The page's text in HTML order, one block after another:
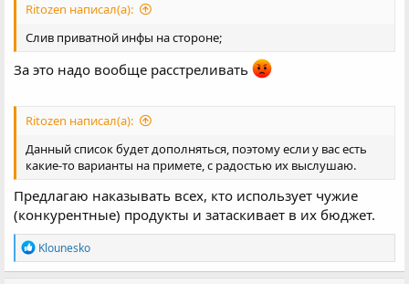
Ritozen написал(а):
Слив приватной инфы на стороне;
За это надо вообще расстреливать
Ritozen написал(а):
Данный список будет дополняться, поэтому если у вас есть
какие-то варианты на примете, с радостью их выслушаю.
Предлагаю наказывать всех, кто использует чужие
(конкурентные) продукты и затаскивает в их бюджет.
Р
е
а
Klounesko